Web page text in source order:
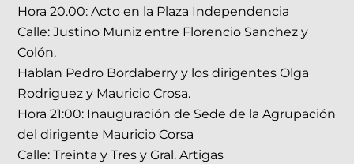
Hora 20.00: Acto en la Plaza Independencia
Calle: Justino Muniz entre Florencio Sanchez y
Colón.
Hablan Pedro Bordaberry y los dirigentes Olga
Rodriguez y Mauricio Crosa.
Hora 21:00: Inauguración de Sede de la Agrupación
del dirigente Mauricio Corsa
Calle: Treinta y Tres y Gral. Artigas